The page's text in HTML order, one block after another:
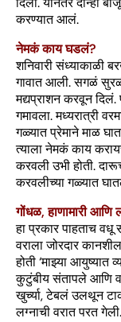
करण्यात आलं.
नेमकं काय घडलं?
शनिवारी संध्याकाळी
गावात आली. सगळं
मद्यप्राशन करवून दिलं.
गमावला. मध्यरात्री
गळ्यात प्रेमाने माळ
त्याला नेमकं काय
करवली उभी होती.
करवलीच्या गळ्यात
गोंधळ, हाणामारी आणि
हा प्रकार पाहताच
वराला जोरदार
होती ‘माझ्या आयुष्यात
कुटुंबीय संतापले आणि
खुर्च्या, टेबलं उलथून
लग्नाची वरात परत गेली.